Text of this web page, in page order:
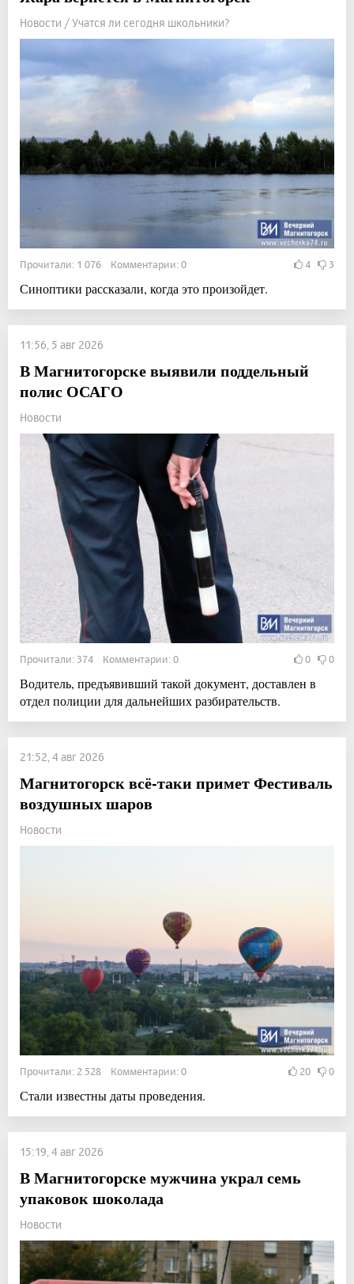
Новости / Учатся ли сегодня школьники?
Прочитали: 1 076 Комментарии: 0 4 3
Синоптики рассказали, когда это произойдет.
11:56, 5 авг 2026
В Магнитогорске выявили поддельный
полис ОСАГО
Новости
Прочитали: 374 Комментарии: 0 0 0
Водитель, предъявивший такой документ, доставлен в
отдел полиции для дальнейших разбирательств.
21:52, 4 авг 2026
Магнитогорск всё-таки примет Фестиваль
воздушных шаров
Новости
Прочитали: 2 528 Комментарии: 0 20 0
Стали известны даты проведения.
15:19, 4 авг 2026
В Магнитогорске мужчина украл семь
упаковок шоколада
Новости